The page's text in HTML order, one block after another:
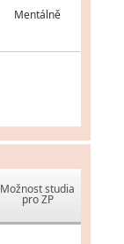
Mentálně
Možnost studia
pro ZP